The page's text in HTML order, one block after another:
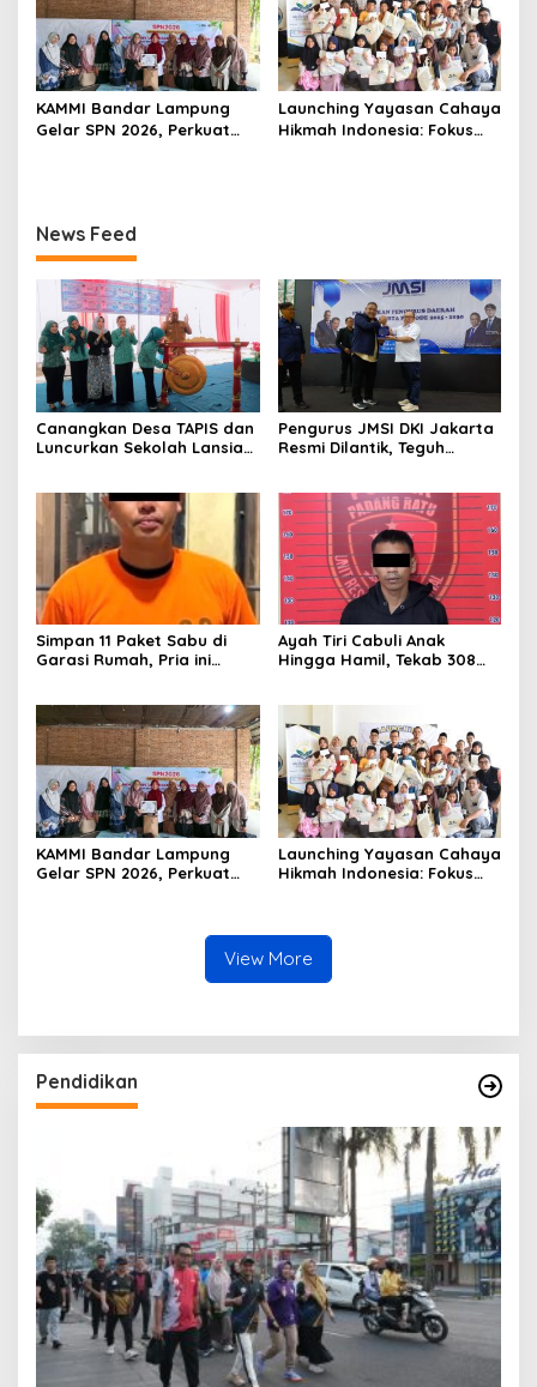
KAMMI Bandar Lampung
Gelar SPN 2026, Perkuat
Launching Yayasan Cahaya
Hikmah Indonesia: Fokus
News Feed
Canangkan Desa TAPIS dan
Luncurkan Sekolah Lansia
Dorong Pembangunan SDM
Dimulai dari Desa
Pengurus JMSI DKI Jakarta
Resmi Dilantik, Teguh
Pers Berkualitas
Simpan 11 Paket Sabu di
Garasi Rumah, Pria ini
Ayah Tiri Cabuli Anak
Hingga Hamil, Tekab 308
KAMMI Bandar Lampung
Gelar SPN 2026, Perkuat
Launching Yayasan Cahaya
Hikmah Indonesia: Fokus
View More
Pendidikan